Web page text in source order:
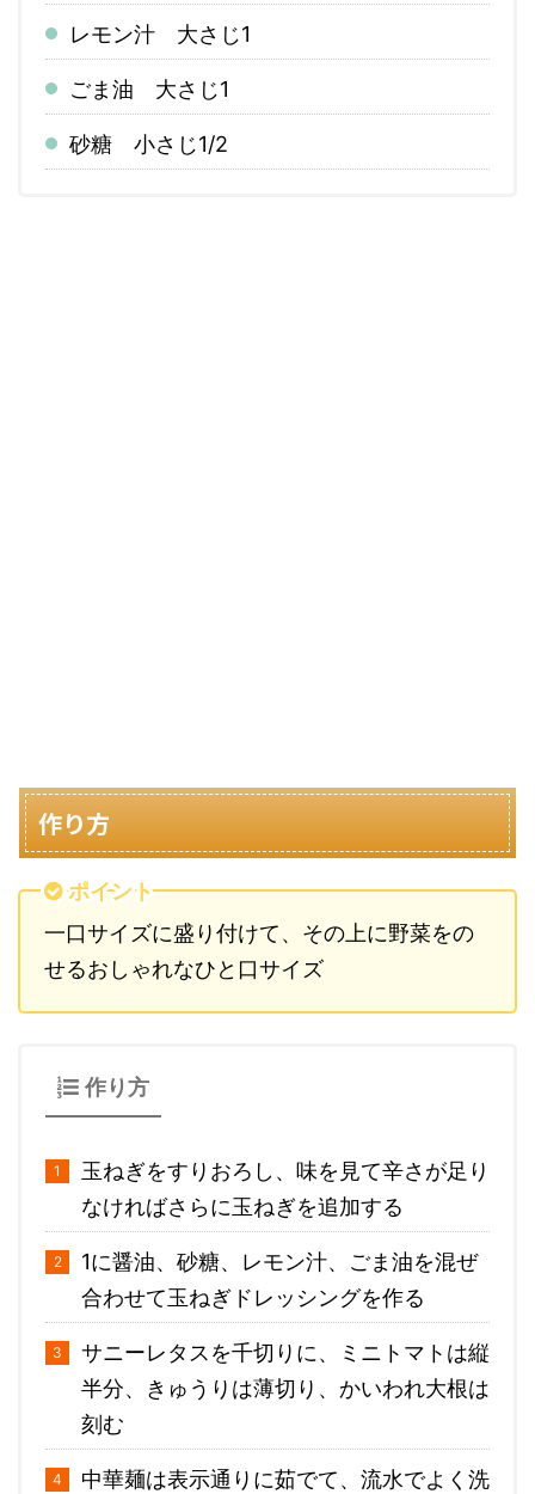
レモン汁 大さじ1
ごま油 大さじ1
砂糖 小さじ1/2
作り方
ポイント
一口サイズに盛り付けて、その上に野菜をの
せるおしゃれなひと口サイズ
作り方
玉ねぎをすりおろし、味を見て辛さが足り
なければさらに玉ねぎを追加する
1に醤油、砂糖、レモン汁、ごま油を混ぜ
合わせて玉ねぎドレッシングを作る
サニーレタスを千切りに、ミニトマトは縦
半分、きゅうりは薄切り、かいわれ大根は
刻む
中華麺は表示通りに茹でて、流水でよく洗